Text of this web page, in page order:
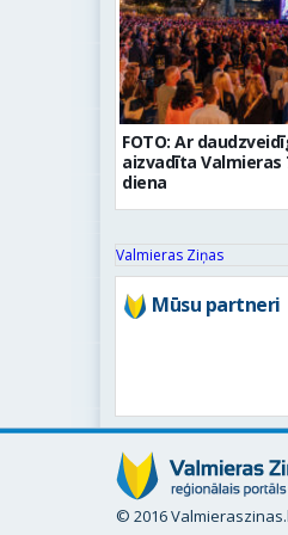
FOTO: Ar
aizvadīta Valmieras
diena
Valmieras Ziņas
Mūsu partneri
© 2016